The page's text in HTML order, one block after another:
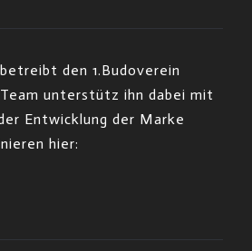
den 1.Budoverein
Team unterstütz ihn dabei mit
Entwicklung der Marke
hier: